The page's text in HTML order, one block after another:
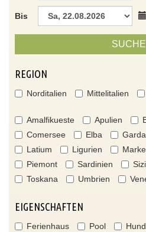
Bis
REGION
Norditalien Mittelitalien
Amalfikueste Apulien
Comersee
Elba
Latium
Ligurien
Piemont
Sardinien
Toskana
Umbrien
EIGENSCHAFTEN
Ferienhaus Pool